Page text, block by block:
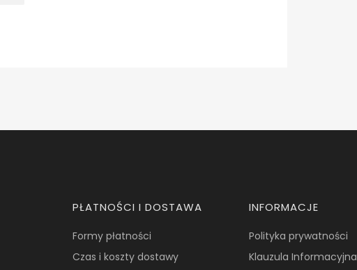
PŁATNOŚCI I DOSTAWA
Formy płatności
Czas i koszty dostawy
INFORMACJE
Polityka prywatności
Klauzula Informacyjna